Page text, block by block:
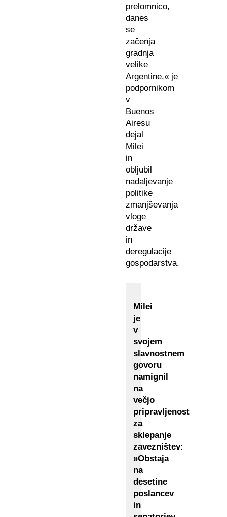
prelomnico,
danes
se
začenja
gradnja
velike
Argentine,« je
podpornikom
v
Buenos
Airesu
dejal
Milei
in
obljubil
nadaljevanje
politike
zmanjševanja
vloge
države
in
deregulacije
gospodarstva.
Milei
je
v
svojem
slavnostnem
govoru
namignil
na
večjo
pripravljenost
za
sklepanje
zavezništev:
»Obstaja
na
desetine
poslancev
in